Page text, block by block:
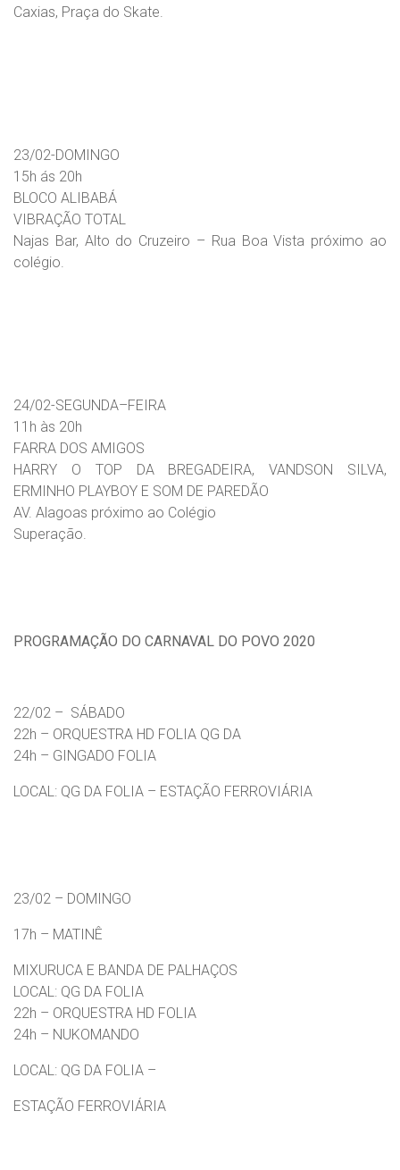
Caxias, Praça do Skate.
23/02-DOMINGO
15h ás 20h
BLOCO ALIBABÁ
VIBRAÇÃO TOTAL
Najas Bar, Alto do Cruzeiro – Rua Boa Vista próximo ao
colégio.
24/02-SEGUNDA–FEIRA
11h às 20h
FARRA DOS AMIGOS
HARRY O TOP DA BREGADEIRA, VANDSON SILVA,
ERMINHO PLAYBOY E SOM DE PAREDÃO
AV. Alagoas próximo ao Colégio
Superação.
PROGRAMAÇÃO DO CARNAVAL DO POVO 2020
22/02 – SÁBADO
22h – ORQUESTRA HD FOLIA QG DA
24h – GINGADO FOLIA
LOCAL: QG DA FOLIA – ESTAÇÃO FERROVIÁRIA
23/02 – DOMINGO
17h – MATINÊ
MIXURUCA E BANDA DE PALHAÇOS
LOCAL: QG DA FOLIA
22h – ORQUESTRA HD FOLIA
24h – NUKOMANDO
LOCAL: QG DA FOLIA –
ESTAÇÃO FERROVIÁRIA